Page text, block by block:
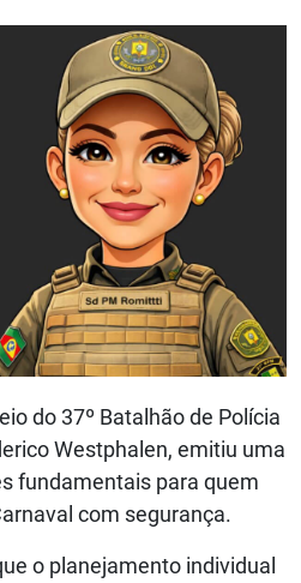
do 37º Batalhão de Polícia
Westphalen, emitiu uma
fundamentais para quem
com segurança.
o planejamento individual